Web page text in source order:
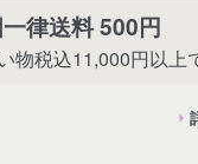
律送料 500円
物税込11,000円以上